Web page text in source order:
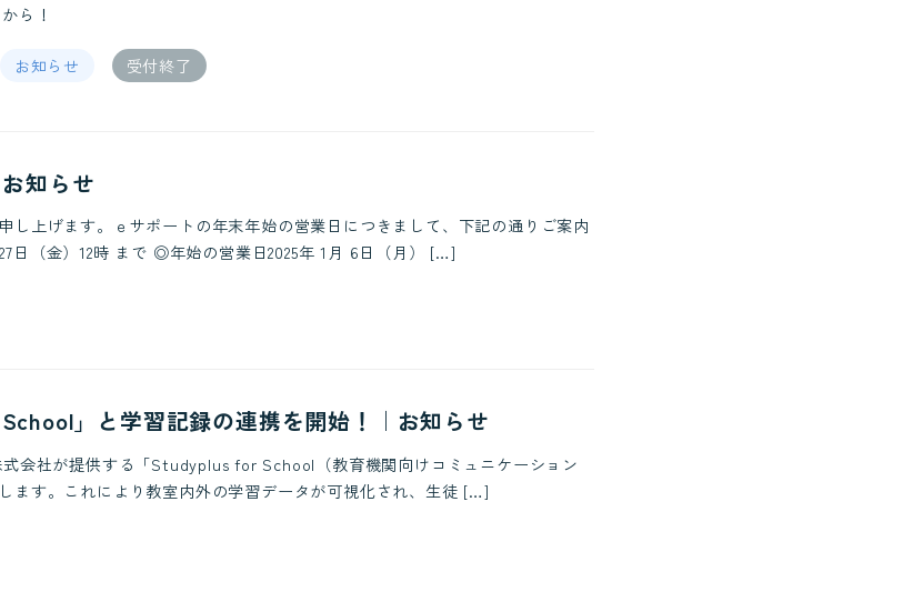
ら！
お知らせ 受付終了
知らせ
し上げます。ｅサポートの年末年始の営業日につきまして、下記の通りご案内
日（金）12時 まで ◎年始の営業日2025年 1月 6日（月） […]
」と学習記録の連携を開始！｜お知らせ
会社が提供する「Studyplus for School（教育機関向けコミュニケーション
ます。これにより教室内外の学習データが可視化され、生徒 […]